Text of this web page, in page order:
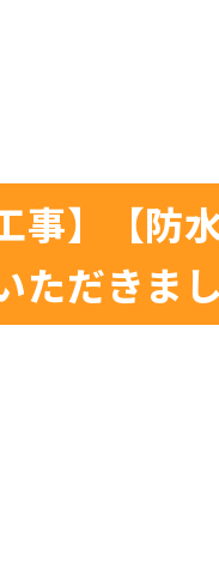
事】【防
ただきま